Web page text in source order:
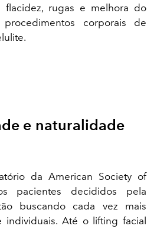
flacidez, rugas e melhora do
corporais de
e naturalidade
da American Society of
pacientes decididos pela
buscando cada vez mais
individuais. Até o lifting facial